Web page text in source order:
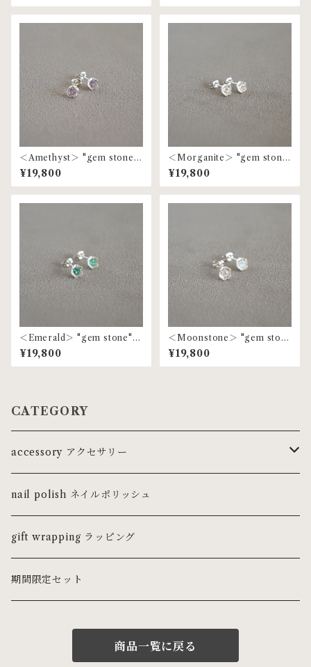
＜Amethyst＞ "gem stone"
flower pierce | MP-71
¥19,800
＜Morganite＞ "gem ston
e" flower pierce | MP-71
¥19,800
＜Emerald＞ "gem stone" fl
ower pierce | MP-71
¥19,800
＜Moonstone＞ "gem ston
e" flower pierce | MP-71
¥19,800
CATEGORY
accessory アクセサリー
ring リング
ピンキーリング
necklace ネックレス・チョーカー
pierce ピアス
earcuff イヤーカフ
nail polish ネイルポリッシュ
gift wrapping ラッピング
期間限定セット
商品一覧に戻る